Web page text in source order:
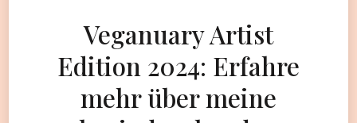
Veganuary Artist
Edition 2024: Erfahre
mehr über meine